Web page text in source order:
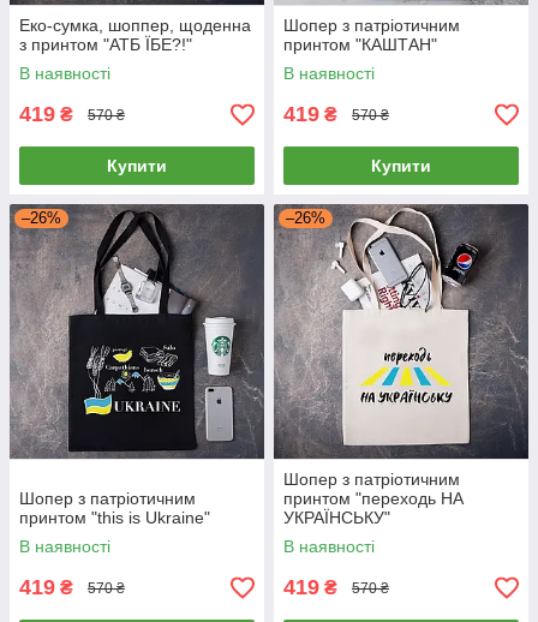
Еко-сумка, шоппер, щоденна
з принтом "АТБ ЇБЕ?!"
В наявності
419 ₴ 570 ₴
Купити
Шопер з патріотичним
принтом "КАШТАН"
В наявності
419 ₴ 570 ₴
Купити
–26%
Шопер з патріотичним
принтом "this is Ukraine"
В наявності
419 ₴ 570 ₴
–26%
Шопер з патріотичним
принтом "переходь НА
УКРАЇНСЬКУ"
В наявності
419 ₴ 570 ₴